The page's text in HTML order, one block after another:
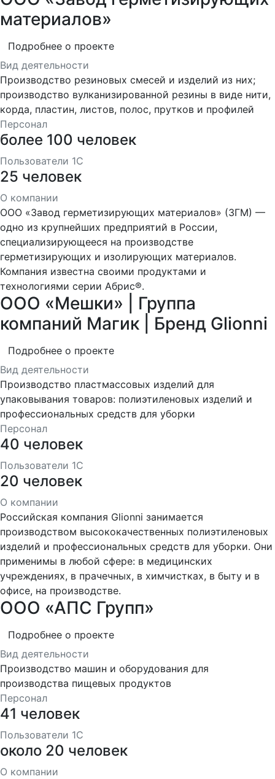
материалов»
Подробнее о проекте
Вид деятельности
Производство резиновых смесей и изделий из них;
производство вулканизированной резины в виде нити,
корда, пластин, листов, полос, прутков и профилей
Персонал
более 100 человек
Пользователи 1С
25 человек
О компании
ООО «Завод герметизирующих материалов» (ЗГМ) —
одно из крупнейших предприятий в России,
специализирующееся на производстве
герметизирующих и изолирующих материалов.
Компания известна своими продуктами и
технологиями серии Абрис®.
ООО «Мешки» | Группа
компаний Магик | Бренд Glionni
Подробнее о проекте
Вид деятельности
Производство пластмассовых изделий для
упаковывания товаров: полиэтиленовых изделий и
профессиональных средств для уборки
Персонал
40 человек
Пользователи 1С
20 человек
О компании
Российская компания Glionni занимается
производством высококачественных полиэтиленовых
изделий и профессиональных средств для уборки. Они
применимы в любой сфере: в медицинских
учреждениях, в прачечных, в химчистках, в быту и в
офисе, на производстве.
ООО «АПС Групп»
Подробнее о проекте
Вид деятельности
Производство машин и оборудования для
производства пищевых продуктов
Персонал
41 человек
Пользователи 1С
около 20 человек
О компании